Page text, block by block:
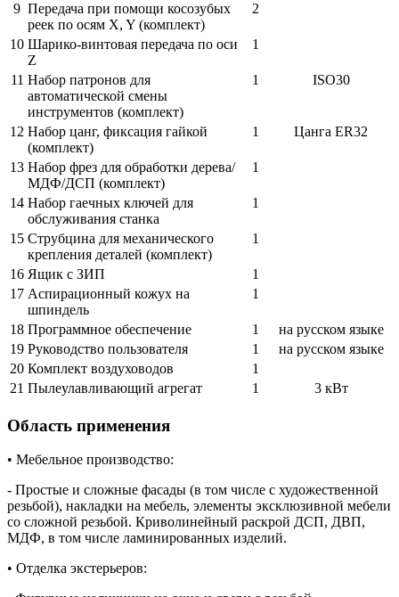
9 Передача при помощи косозубых
реек по осям X, Y (комплект)
2
10 Шарико-винтовая передача по оси
Z
1
11 Набор патронов для
автоматической смены
инструментов (комплект)
1 ISO30
12 Набор цанг, фиксация гайкой
(комплект)
1 Цанга ER32
13 Набор фрез для обработки дерева/
МДФ/ДСП (комплект)
1
14 Набор гаечных ключей для
обслуживания станка
1
15 Струбцина для механического
крепления деталей (комплект)
1
16 Ящик с ЗИП
1
17 Аспирационный кожух на
шпиндель
1
18 Программное обеспечение 1
на русском языке
19 Руководство пользователя 1
на русском языке
20 Комплект воздуховодов
1
21 Пылеулавливающий агрегат 1 3 кВт
Область применения
• Мебельное производство:
- Простые и сложные фасады (в том числе с художественной
резьбой), накладки на мебель, элементы эксклюзивной мебели
со сложной резьбой. Криволинейный раскрой ДСП, ДВП,
МДФ, в том числе ламинированных изделий.
• Отделка экстерьеров: